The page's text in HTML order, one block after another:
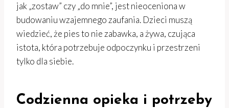
jak „zostaw” czy „do mnie”, jest nieoceniona w
budowaniu wzajemnego zaufania. Dzieci muszą
wiedzieć, że pies to nie zabawka, a żywa, czująca
istota, która potrzebuje odpoczynku i przestrzeni
tylko dla siebie.
Codzienna opieka i potrzeby